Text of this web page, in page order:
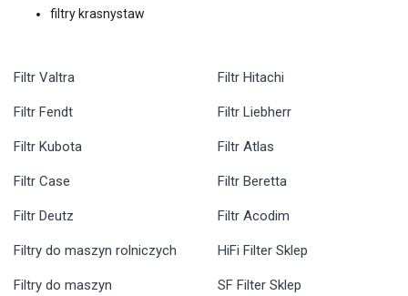
filtry krasnystaw
Filtr Valtra
Filtr Fendt
Filtr Kubota
Filtr Case
Filtr Deutz
Filtr Hitachi
Filtr Liebherr
Filtr Atlas
Filtr Beretta
Filtr Acodim
Filtry do maszyn rolniczych
Filtry do maszyn
HiFi Filter Sklep
SF Filter Sklep